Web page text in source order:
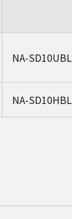
NA-SD10UBL
NA-SD10HBL